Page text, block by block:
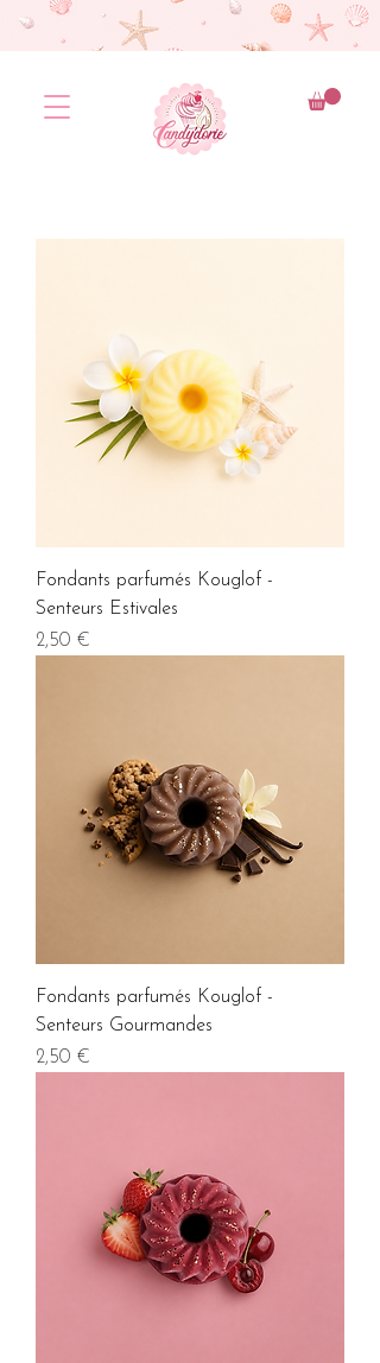
Fondants parfumés Kouglof -
Senteurs Estivales
Prix
2,50 €
Fondants parfumés Kouglof -
Senteurs Gourmandes
Prix
2,50 €